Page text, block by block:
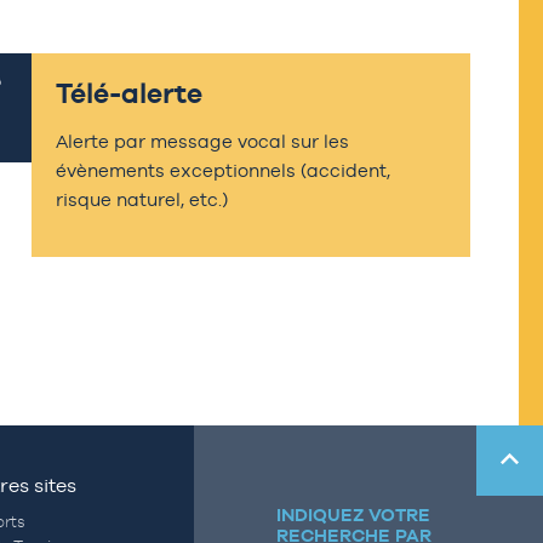
Télé-alerte
Alerte par message vocal sur les
évènements exceptionnels (accident,
risque naturel, etc.)
sites
INDIQUEZ VOTRE
RECHERCHE PAR